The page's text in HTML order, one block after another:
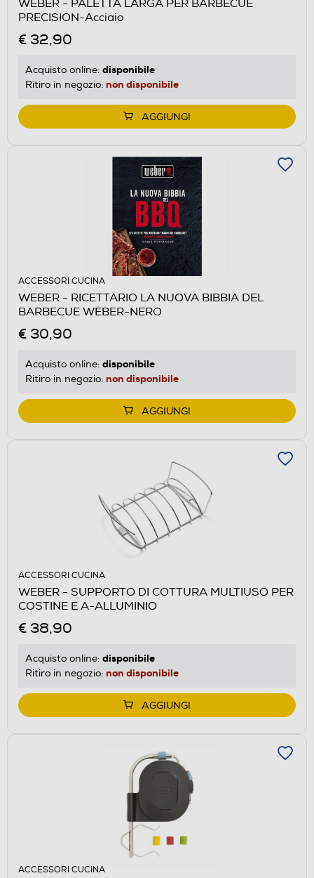
WEBER - PALETTA LARGA PER BARBECUE
PRECISION-Acciaio
€ 32,90
Acquisto online: disponibile
Ritiro in negozio: non disponibile
AGGIUNGI
ACCESSORI CUCINA
WEBER - RICETTARIO LA NUOVA BIBBIA DEL
BARBECUE WEBER-NERO
€ 30,90
Acquisto online: disponibile
Ritiro in negozio: non disponibile
AGGIUNGI
ACCESSORI CUCINA
WEBER - SUPPORTO DI COTTURA MULTIUSO PER
COSTINE E A-ALLUMINIO
€ 38,90
Acquisto online: disponibile
Ritiro in negozio: non disponibile
AGGIUNGI
ACCESSORI CUCINA